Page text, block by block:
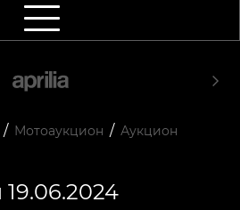
/ Мотоаукцион / Аукцион